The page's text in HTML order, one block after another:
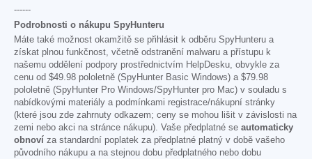
------
Podrobnosti o nákupu SpyHunteru
Máte také možnost okamžitě se přihlásit k odběru SpyHunteru a
získat plnou funkčnost, včetně odstranění malwaru a přístupu k
našemu oddělení podpory prostřednictvím HelpDesku, obvykle za
cenu od $49.98 pololetně (SpyHunter Basic Windows) a $79.98
pololetně (SpyHunter Pro Windows/SpyHunter pro Mac) v souladu s
nabídkovými materiály a podmínkami registrace/nákupní stránky
(které jsou zde zahrnuty odkazem; ceny se mohou lišit v závislosti na
zemi nebo akci na stránce nákupu). Vaše předplatné se automaticky
obnoví za standardní poplatek za předplatné platný v době vašeho
původního nákupu a na stejnou dobu předplatného nebo dobu